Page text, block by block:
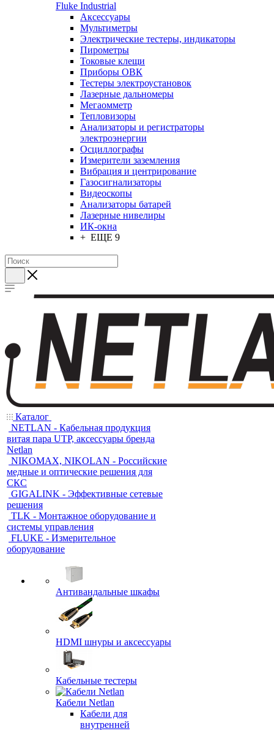
Fluke Industrial
Аксессуары
Мультиметры
Электрические тестеры, индикаторы
Пирометры
Токовые клещи
Приборы ОВК
Тестеры электроустановок
Лазерные дальномеры
Мегаомметр
Тепловизоры
Анализаторы и регистраторы
электроэнергии
Осциллографы
Измерители заземления
Вибрация и центрирование
Газосигнализаторы
Видеоскопы
Анализаторы батарей
Лазерные нивелиры
ИК-окна
+ ЕЩЕ 9
Каталог
NETLAN - Кабельная продукция
витая пара UTP, аксессуары бренда
Netlan
NIKOMAX, NIKOLAN - Российские
медные и оптические решения для
СКС
GIGALINK - Эффективные сетевые
решения
TLK - Монтажное оборудование и
системы управления
FLUKE - Измерительное
оборудование
Антивандальные шкафы
HDMI шнуры и аксессуары
Кабельные тестеры
Кабели Netlan
Кабели для
внутренней